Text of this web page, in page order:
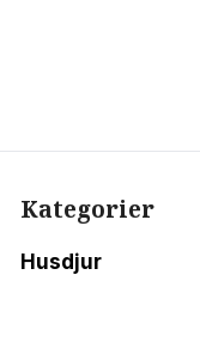
Kategorier
Husdjur